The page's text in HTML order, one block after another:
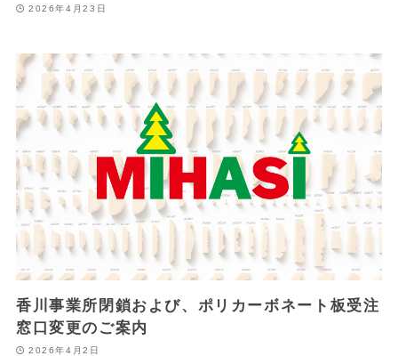
2026年4月23日
香川事業所閉鎖および、ポリカーボネート板受注
窓口変更のご案内
2026年4月2日